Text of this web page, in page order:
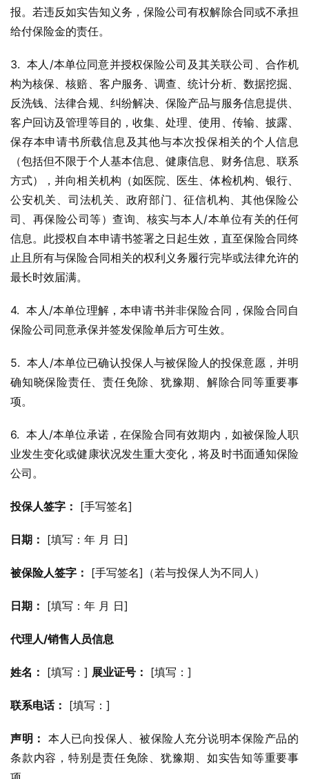
报。若违反如实告知义务，保险公司有权解除合同或不承担
给付保险金的责任。
3.  本人/本单位同意并授权保险公司及其关联公司、合作机
构为核保、核赔、客户服务、调查、统计分析、数据挖掘、
反洗钱、法律合规、纠纷解决、保险产品与服务信息提供、
客户回访及管理等目的，收集、处理、使用、传输、披露、
保存本申请书所载信息及其他与本次投保相关的个人信息
（包括但不限于个人基本信息、健康信息、财务信息、联系
方式），并向相关机构（如医院、医生、体检机构、银行、
公安机关、司法机关、政府部门、征信机构、其他保险公
司、再保险公司等）查询、核实与本人/本单位有关的任何
信息。此授权自本申请书签署之日起生效，直至保险合同终
止且所有与保险合同相关的权利义务履行完毕或法律允许的
最长时效届满。
4.  本人/本单位理解，本申请书并非保险合同，保险合同自
保险公司同意承保并签发保险单后方可生效。
5.  本人/本单位已确认投保人与被保险人的投保意愿，并明
确知晓保险责任、责任免除、犹豫期、解除合同等重要事
项。
6.  本人/本单位承诺，在保险合同有效期内，如被保险人职
业发生变化或健康状况发生重大变化，将及时书面通知保险
公司。
投保人签字： [手写签名]
日期： [填写：年 月 日]
被保险人签字： [手写签名]（若与投保人为不同人）
日期： [填写：年 月 日]
代理人/销售人员信息
姓名： [填写：] 展业证号： [填写：]
联系电话： [填写：]
声明： 本人已向投保人、被保险人充分说明本保险产品的
条款内容，特别是责任免除、犹豫期、如实告知等重要事